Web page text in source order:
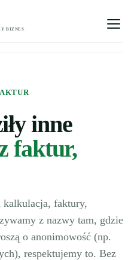
BIZNES
inne
faktur,
kalkulacja, faktury,
z nazwy tam, gdzie
o anonimowość (np.
respektujemy to. Bez